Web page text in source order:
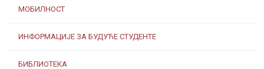
МОБИЛНОСТ
ИНФОРМАЦИЈЕ ЗА БУДУЋЕ СТУДЕНТЕ
БИБЛИОТЕКА